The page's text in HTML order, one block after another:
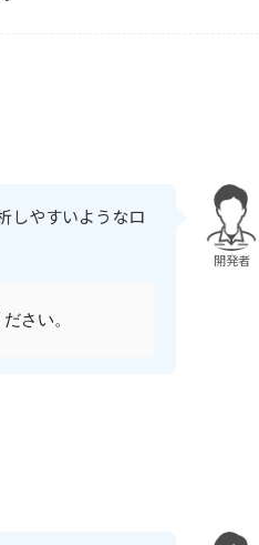
しやすいようなロ
さい。
開発者